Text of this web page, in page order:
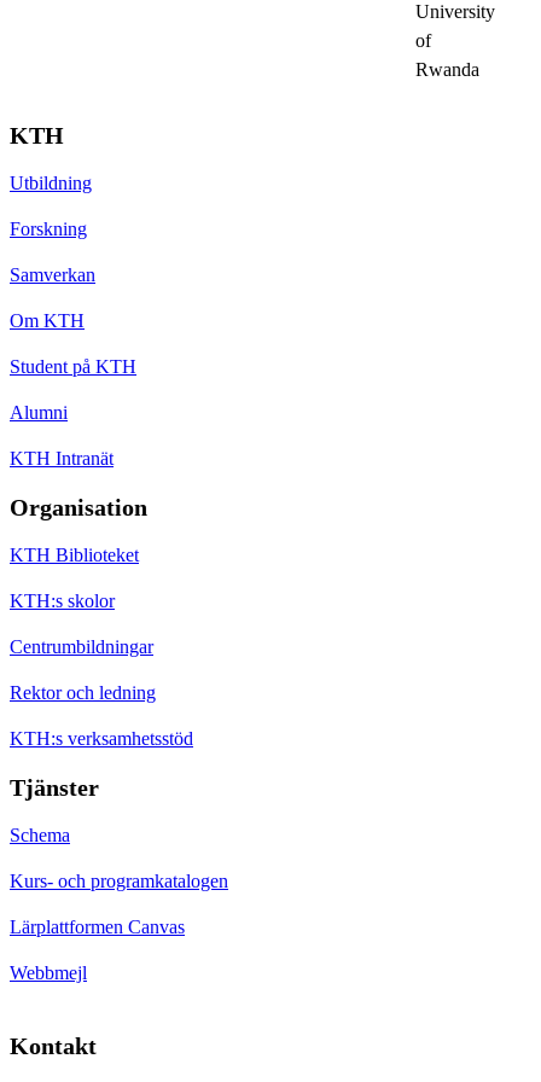
University
of
Rwanda
KTH
Utbildning
Forskning
Samverkan
Om KTH
Student på KTH
Alumni
KTH Intranät
Organisation
KTH Biblioteket
KTH:s skolor
Centrumbildningar
Rektor och ledning
KTH:s verksamhetsstöd
Tjänster
Schema
Kurs- och programkatalogen
Lärplattformen Canvas
Webbmejl
Kontakt